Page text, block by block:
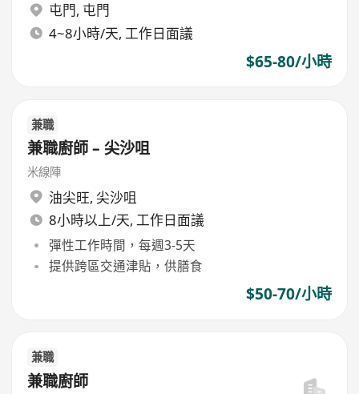
屯門, 屯門
4~8小時/天, 工作日面議
$65-80/小時
兼職
兼職廚師 – 尖沙咀
米線陣
油尖旺, 尖沙咀
8小時以上/天, 工作日面議
彈性工作時間，每週3-5天
提供跨區交通津貼，供膳食
$50-70/小時
兼職
兼職廚師